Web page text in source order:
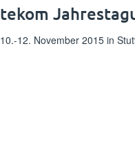
tekom
10.-12. November 2015 in